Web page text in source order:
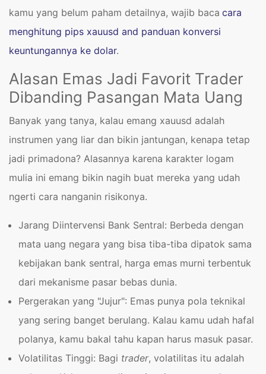
kamu yang belum paham detailnya, wajib baca cara
menghitung pips xauusd and panduan konversi
keuntungannya ke dolar.
Alasan Emas Jadi Favorit Trader
Dibanding Pasangan Mata Uang
Banyak yang tanya, kalau emang xauusd adalah
instrumen yang liar dan bikin jantungan, kenapa tetap
jadi primadona? Alasannya karena karakter logam
mulia ini emang bikin nagih buat mereka yang udah
ngerti cara nanganin risikonya.
Jarang Diintervensi Bank Sentral: Berbeda dengan
mata uang negara yang bisa tiba-tiba dipatok sama
kebijakan bank sentral, harga emas murni terbentuk
dari mekanisme pasar bebas dunia.
Pergerakan yang "Jujur": Emas punya pola teknikal
yang sering banget berulang. Kalau kamu udah hafal
polanya, kamu bakal tahu kapan harus masuk pasar.
Volatilitas Tinggi: Bagi trader, volatilitas itu adalah